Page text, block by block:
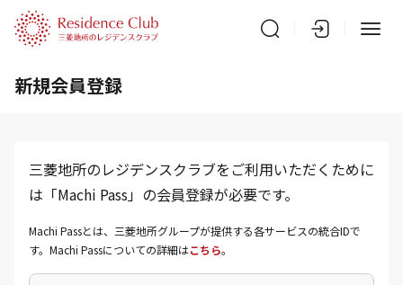
新規会員登録
三菱地所のレジデンスクラブをご利用いただくために
は「Machi Pass」の会員登録が必要です。
Machi Passとは、三菱地所グループが提供する各サービスの統合IDで
す。Machi Passについての詳細はこちら。